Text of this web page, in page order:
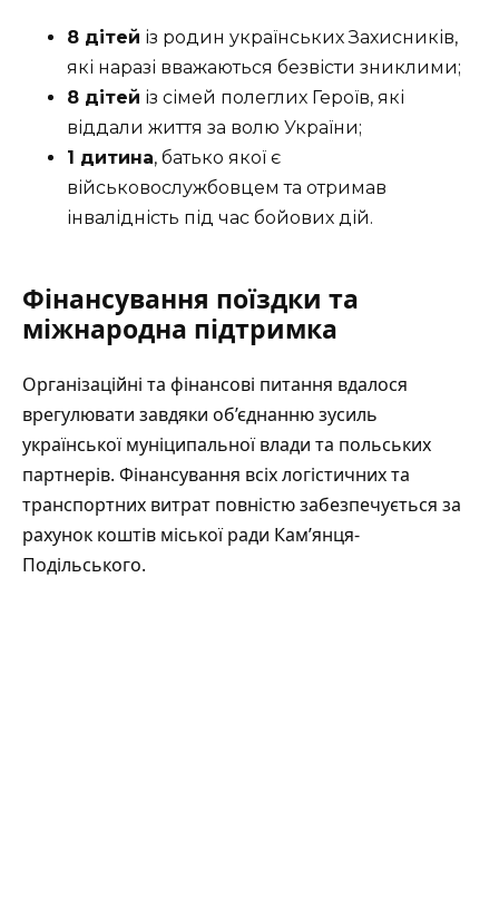
8 дітей із родин українських Захисників,
які наразі вважаються безвісти зниклими;
8 дітей із сімей полеглих Героїв, які
віддали життя за волю України;
1 дитина, батько якої є
військовослужбовцем та отримав
інвалідність під час бойових дій.
Фінансування поїздки та
міжнародна підтримка
Організаційні та фінансові питання вдалося
врегулювати завдяки об’єднанню зусиль
української муніципальної влади та польських
партнерів. Фінансування всіх логістичних та
транспортних витрат повністю забезпечується за
рахунок коштів міської ради Кам’янця-
Подільського.